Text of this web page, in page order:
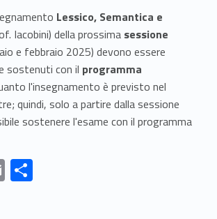
Lessico, Semantica e
Iacobini) della prossima sessione
e febbraio 2025) devono essere
sostenuti con il programma
l'insegnamento è previsto nel
quindi, solo a partire dalla sessione
sostenere l'esame con il programma
E
m
Link identifier #identifier__127538-4 S